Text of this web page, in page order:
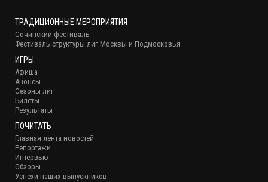
ТРАДИЦИОННЫЕ МЕРОПРИЯТИЯ
Сочинский фестиваль
Фестиваль структуры лиг Москвы и Подмосковья
ИГРЫ
Афиша
Анонсы
Сезоны лиг
Билеты
Результаты
ПОЧИТАТЬ
Главная лента новостей
Репортажи
Интервью
Обзоры
Успехи наших выпускников